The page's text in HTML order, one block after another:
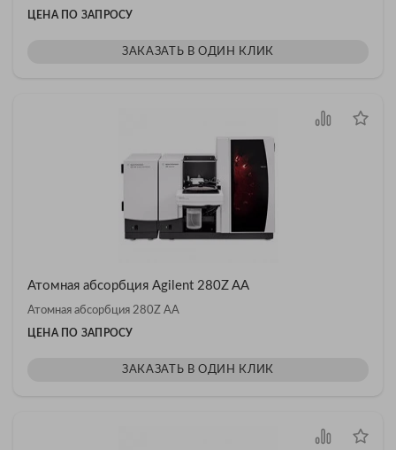
ЦЕНА ПО ЗАПРОСУ
ЗАКАЗАТЬ В ОДИН КЛИК
Атомная абсорбция Agilent 280Z AA
Атомная абсорбция 280Z AA
ЦЕНА ПО ЗАПРОСУ
ЗАКАЗАТЬ В ОДИН КЛИК